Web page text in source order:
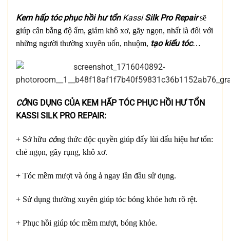
Kem hấp tóc phục hồi hư tổn KassiSilk Pro Repairsẽ
giúp cân bằng độ ẩm, giảm khô xơ, gãy ngọn, nhất là đối với
những người thường xuyên uốn, nhuộm, tạo kiểu tóc…
CÔNG DỤNG CỦA KEM HẤP TÓC PHỤC HỒI HƯ TỔN
KASSI SILK PRO REPAIR:
+ Sở hữu công thức độc quyền giúp đẩy lùi dấu hiệu hư tổn:
chẻ ngọn, gãy rụng, khô xơ.
+ Tóc mềm mượt và óng ả ngay lần đầu sử dụng.
+ Sử dụng thường xuyên giúp tóc bóng khỏe hơn rõ rệt.
+ Phục hồi giúp tóc mềm mượt, bóng khỏe.